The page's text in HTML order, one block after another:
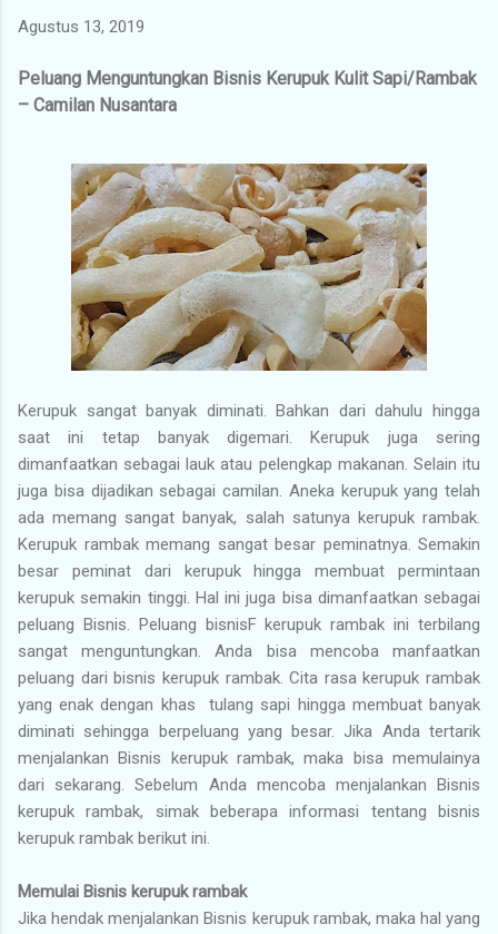
Agustus 13, 2019
Peluang Menguntungkan Bisnis Kerupuk Kulit Sapi/Rambak
– Camilan Nusantara
Kerupuk sangat banyak diminati. Bahkan dari dahulu hingga
saat ini tetap banyak digemari. Kerupuk juga sering
dimanfaatkan sebagai lauk atau pelengkap makanan. Selain itu
juga bisa dijadikan sebagai camilan. Aneka kerupuk yang telah
ada memang sangat banyak, salah satunya kerupuk rambak.
Kerupuk rambak memang sangat besar peminatnya. Semakin
besar peminat dari kerupuk hingga membuat permintaan
kerupuk semakin tinggi. Hal ini juga bisa dimanfaatkan sebagai
peluang Bisnis. Peluang bisnisF kerupuk rambak ini terbilang
sangat menguntungkan. Anda bisa mencoba manfaatkan
peluang dari bisnis kerupuk rambak. Cita rasa kerupuk rambak
yang enak dengan khas tulang sapi hingga membuat banyak
diminati sehingga berpeluang yang besar. Jika Anda tertarik
menjalankan Bisnis kerupuk rambak, maka bisa memulainya
dari sekarang. Sebelum Anda mencoba menjalankan Bisnis
kerupuk rambak, simak beberapa informasi tentang bisnis
kerupuk rambak berikut ini.
Memulai Bisnis kerupuk rambak
Jika hendak menjalankan Bisnis kerupuk rambak, maka hal yang